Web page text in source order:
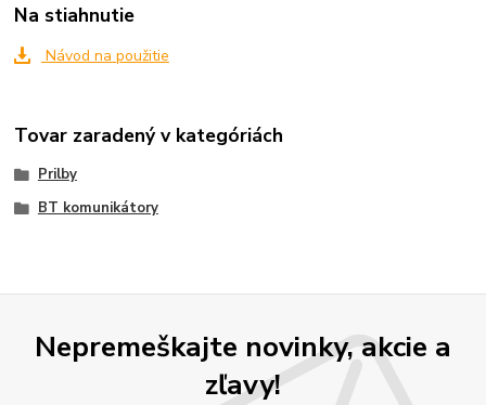
Na stiahnutie
Návod na použitie
Tovar zaradený v kategóriách
Prilby
BT komunikátory
Nepremeškajte novinky, akcie a
zľavy!